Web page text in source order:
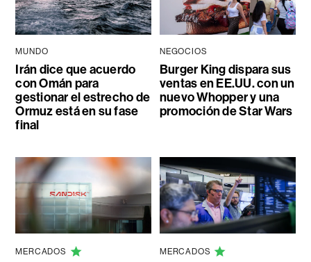
MUNDO
Irán dice que acuerdo
con Omán para
gestionar el estrecho de
Ormuz está en su fase
final
NEGOCIOS
Burger King dispara sus
ventas en EE.UU. con un
nuevo Whopper y una
promoción de Star Wars
MERCADOS MERCADOS